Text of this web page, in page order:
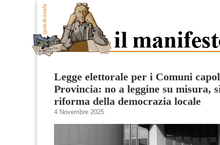
Legge elettorale per i Comuni
Provincia: no a leggine su misura,
riforma della democrazia locale
4 Novembre 2025